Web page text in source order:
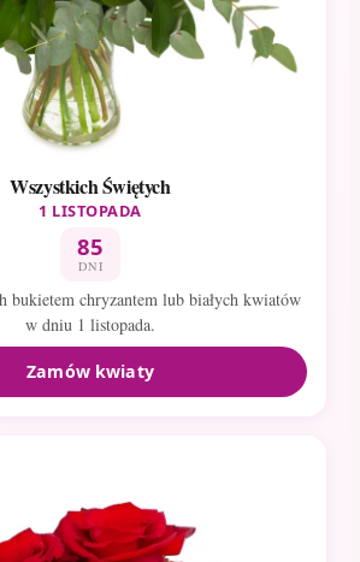
Wszystkich Świętych
1 LISTOPADA
85
DNI
bukietem chryzantem lub białych kwiatów
w dniu 1 listopada.
Zamów kwiaty